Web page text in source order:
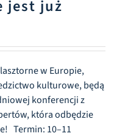
jest już
w Europie,
kulturowe, będą
konferencji z
która odbędzie
Termin: 10–11